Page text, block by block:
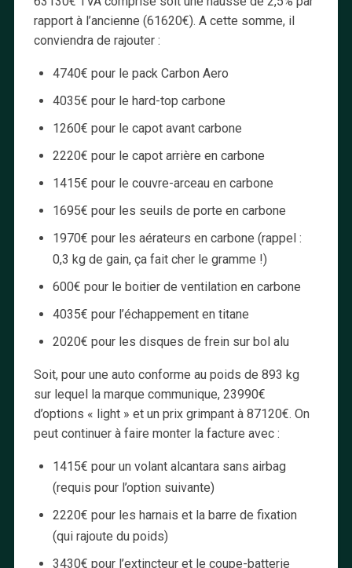
rapport à l’ancienne (61620€). A cette somme, il
conviendra de rajouter :
4740€ pour le pack Carbon Aero
4035€ pour le hard-top carbone
1260€ pour le capot avant carbone
2220€ pour le capot arrière en carbone
1415€ pour le couvre-arceau en carbone
1695€ pour les seuils de porte en carbone
1970€ pour les aérateurs en carbone (rappel :
0,3 kg de gain, ça fait cher le gramme !)
600€ pour le boitier de ventilation en carbone
4035€ pour l’échappement en titane
2020€ pour les disques de frein sur bol alu
Soit, pour une auto conforme au poids de 893 kg
sur lequel la marque communique, 23990€
d’options « light » et un prix grimpant à 87120€. On
peut continuer à faire monter la facture avec :
1415€ pour un volant alcantara sans airbag
(requis pour l’option suivante)
2220€ pour les harnais et la barre de fixation
(qui rajoute du poids)
3430€ pour l’extincteur et le coupe-batterie